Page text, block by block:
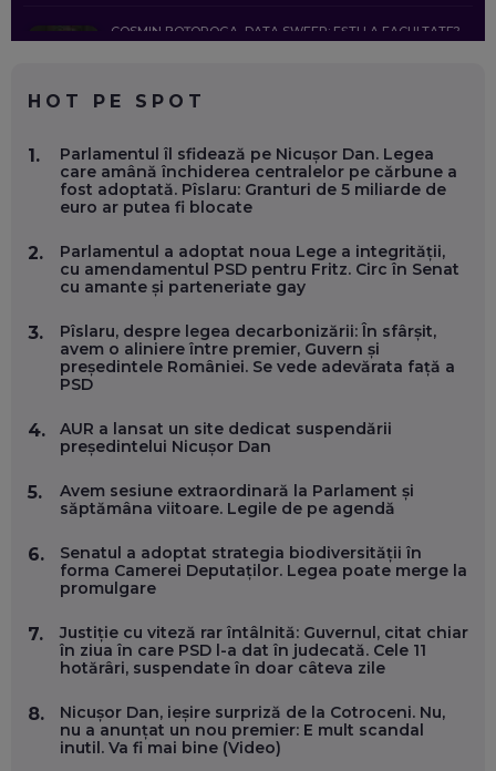
COSMIN BOȚOROGA, DATA SWEEP: EȘTI LA FACULTATE?
FOLOSEȘTI TEHNOLOGIA CA SĂ FII MAI BUN LA JOB. ȘI CUM
SE VA SCHIMBA MUNCA, ÎN URMĂTORII ANI
EP. 58
MARIUS PAȘCULEA, COFONDATOR AL KULTH: CUM
FOLOSEȘTI TEHNOLOGIA CA SĂ ÎȚI DESCHIZI DRUMUL
CĂTRE ARTĂ, LA NIVEL GLOBAL
ANDREI AVĂDANEI, BIT SENTINEL: CUM ÎȚI PROTEJEZI
EP. 56
DOINA VÎLCEANU, CONTENTSPEED: VREI SUCCES ONLINE?
ÎNVAȚĂ AEO ȘI GEO!
OLIVIU MATEI, HOLISUN: SOFTWARE DE LA CLUJ PENTRU
VERTICALE FĂRĂ PĂMÂNT
EP. 54
PROCESE, DAR CE FACEM CÂND PICĂ BAZA DE DATE, LA
INSTITUȚIILE STATULUI?
EP. 53
HOT PE SPOT
1.
Parlamentul îl sfidează pe Nicușor Dan. Legea
care amână închiderea centralelor pe cărbune a
fost adoptată. Pîslaru: Granturi de 5 miliarde de
euro ar putea fi blocate
2.
Parlamentul a adoptat noua Lege a integrității,
cu amendamentul PSD pentru Fritz. Circ în Senat
cu amante și parteneriate gay
3.
Pîslaru, despre legea decarbonizării: În sfârșit,
avem o aliniere între premier, Guvern și
președintele României. Se vede adevărata față a
PSD
4.
AUR a lansat un site dedicat suspendării
președintelui Nicușor Dan
5.
Avem sesiune extraordinară la Parlament și
săptămâna viitoare. Legile de pe agendă
6.
Senatul a adoptat strategia biodiversității în
forma Camerei Deputaților. Legea poate merge la
promulgare
7.
Justiție cu viteză rar întâlnită: Guvernul, citat chiar
în ziua în care PSD l-a dat în judecată. Cele 11
hotărâri, suspendate în doar câteva zile
8.
Nicușor Dan, ieșire surpriză de la Cotroceni. Nu,
nu a anunțat un nou premier: E mult scandal
inutil. Va fi mai bine (Video)